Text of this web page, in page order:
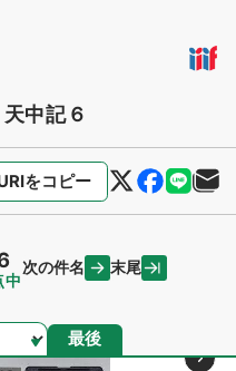
天中記６
をコピー
中
次の件名 末尾
最後